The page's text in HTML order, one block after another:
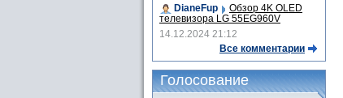
DianeFup
Обзор 4K OLED
телевизора LG 55EG960V
14.12.2024 21:12
Все комментарии
Голосование